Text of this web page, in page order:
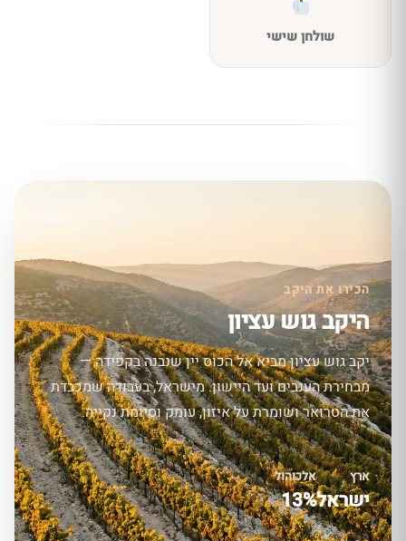
שולחן שישי
הכירו את היקב
היקב גוש עציון
יקב גוש עציון מביא אל הכוס יין שנבנה בקפידה —
מבחירת הענבים ועד היישון. מישראל, בעבודה שמכבדת
את הטרואר ושומרת על איזון, עומק וסיומת נקייה.
ארץ
ישראל
אלכוהול
13%